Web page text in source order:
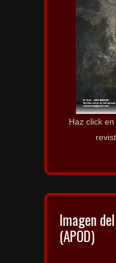
Haz click
Imagen
(APOD)